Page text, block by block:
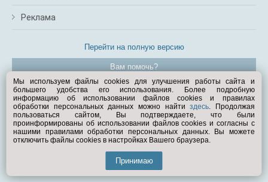
Реклама
Перейти на полную версию
Вам помочь?
© Exist.ru 1998—2026
Мы используем файлы cookies для улучшения работы сайта и
большего удобства его использования. Более подробную
информацию об использовании файлов cookies и правилах
обработки персональных данных можно найтиздесь. Продолжая
пользоваться сайтом, Вы подтверждаете, что были
проинформированы об использовании файлов cookies и согласны с
нашими правилами обработки персональных данных. Вы можете
отключить файлы cookies в настройках Вашего браузера.
Принимаю